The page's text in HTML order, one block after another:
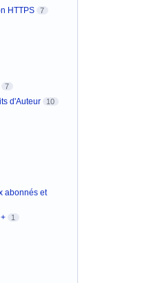
HTTPS 7
7
d'Auteur 10
abonnés et
1